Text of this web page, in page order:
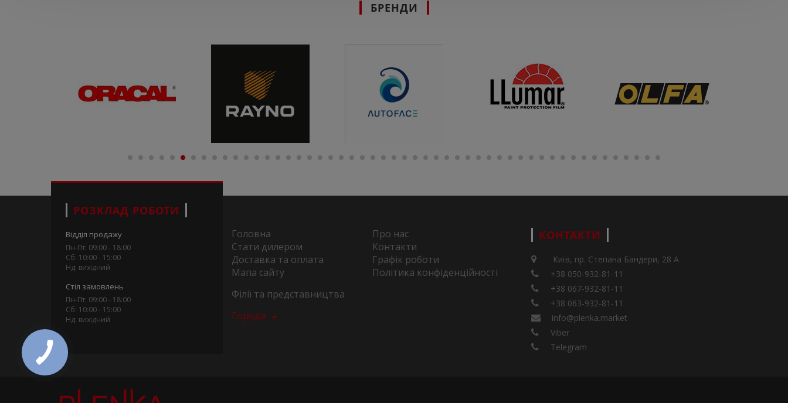
БРЕНДИ
РОЗКЛАД РОБОТИ
Відділ продажу
Пн-Пт: 09:00 - 18:00
Сб: 10:00 - 15:00
Нд: вихідний
Стіл замовлень
Пн-Пт: 09:00 - 18:00
Сб: 10:00 - 15:00
Нд: вихідний
Головна
Про нас
Стати дилером
Контакти
Доставка та оплата
Графік роботи
Мапа сайту
Політика конфіденційності
Філії та представництва
Города
КОНТАКТИ
Київ, пр. Степана Бандери, 28 А
+38 050-932-81-11
+38 067-932-81-11
+38 063-932-81-11
info@plenka.market
Viber
Telegram